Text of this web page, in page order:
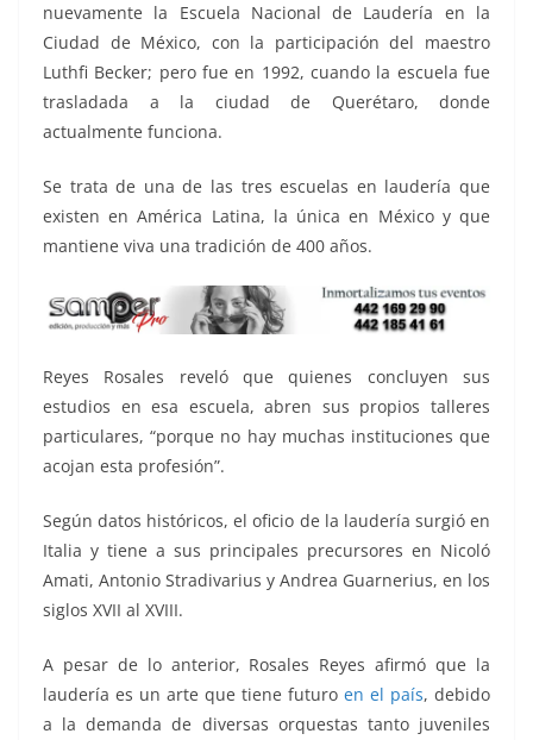
nuevamente la Escuela Nacional de Laudería en la
Ciudad de México, con la participación del maestro
Luthfi Becker; pero fue en 1992, cuando la escuela fue
trasladada a la ciudad de Querétaro, donde
actualmente funciona.
Se trata de una de las tres escuelas en laudería que
existen en América Latina, la única en México y que
mantiene viva una tradición de 400 años.
Reyes Rosales reveló que quienes concluyen sus
estudios en esa escuela, abren sus propios talleres
particulares, “porque no hay muchas instituciones que
acojan esta profesión”.
Según datos históricos, el oficio de la laudería surgió en
Italia y tiene a sus principales precursores en Nicoló
Amati, Antonio Stradivarius y Andrea Guarnerius, en los
siglos XVII al XVIII.
A pesar de lo anterior, Rosales Reyes afirmó que la
laudería es un arte que tiene futuro en el país, debido
a la demanda de diversas orquestas tanto juveniles